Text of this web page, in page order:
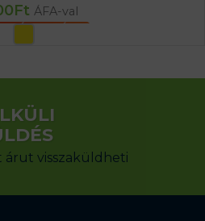
Ft ÁFA-val
VÁLASZTÁSA
árut visszaküldheti